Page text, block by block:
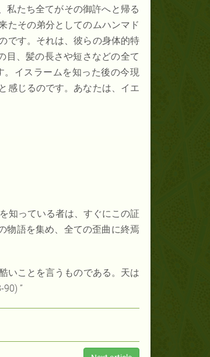
私たち全てがその御許へと帰る
たその弟分としてのムハンマド
です。それは、彼らの身体的特
目、髪の長さや短さなどの全て
イスラームを知った後の今現
感じるのです。あなたは、イエ
知っている者は、すぐにこの証
物語を集め、全ての歪曲に終焉
いことを言うものである。天は
90) ”